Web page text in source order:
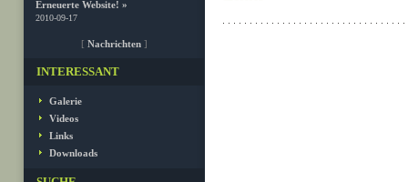
Erneuerte Website! »
2010-09-17
[ Nachrichten]
INTERESSANT
Galerie
Videos
Links
Downloads